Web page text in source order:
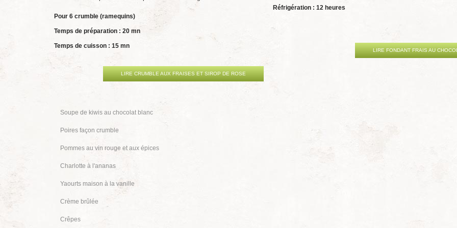
Pour 6 crumble (ramequins)
Temps de préparation : 20 mn
Temps de cuisson : 15 mn
LIRE CRUMBLE AUX FRAISES ET SIROP DE ROSE
Réfrigération : 12 heures
LIRE FONDANT FRAIS AU
Soupe de kiwis au chocolat blanc
Poires façon crumble
Pommes au vin rouge et aux épices
Charlotte à l'ananas
Yaourts maison à la vanille
Crème brûlée
Crêpes